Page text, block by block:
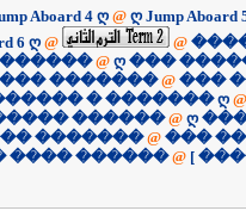
Aboard 4 ღ @ ღ Jump Aboard
6 ღ @ @
@ ღ ���
������� @ ���
� ������� ღ @
������ @ ღ
������� @ ���
@
���� ����